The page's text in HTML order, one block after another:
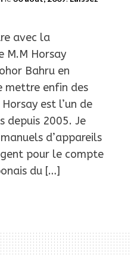
avec la
M.M Horsay
Bahru en
mettre enfin des
est l’un de
depuis 2005. Je
d’appareils
pour le compte
du […]